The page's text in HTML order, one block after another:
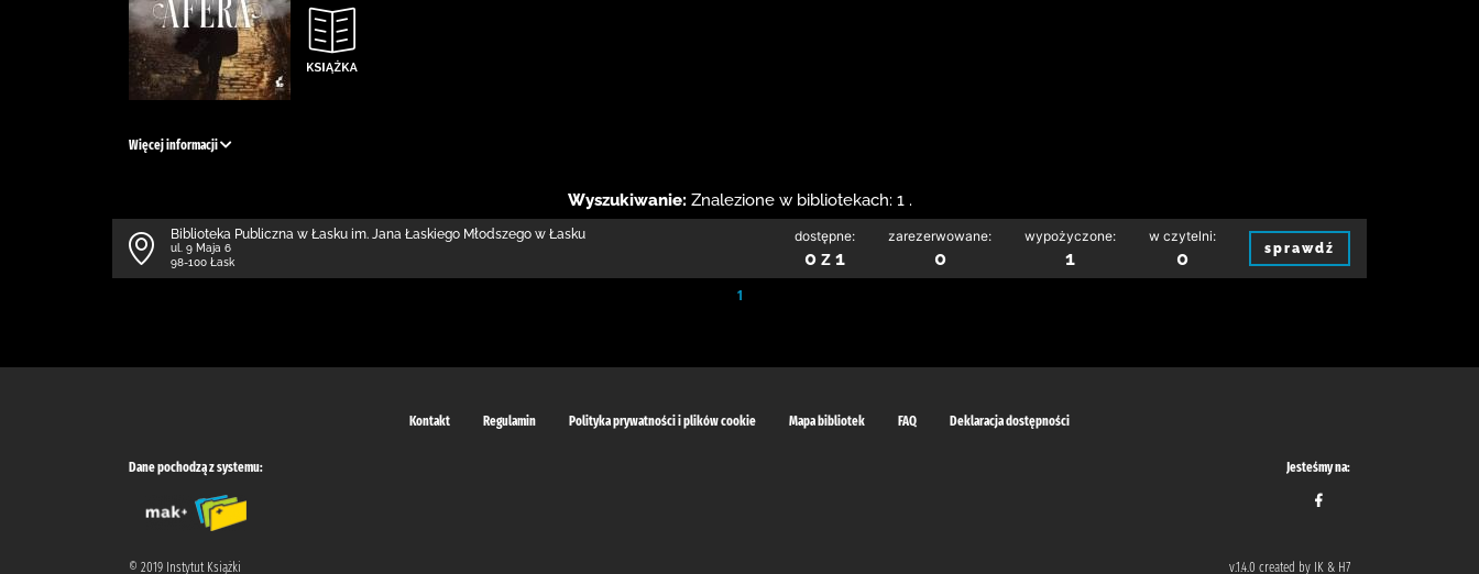
Więcej informacji
Wyszukiwanie: Znalezione w bibliotekach: 1 .
Biblioteka Publiczna w Łasku im. Jana Łaskiego Młodszego w Łasku
ul. 9 Maja 6
98-100 Łask
dostępne:
0 z 1
zarezerwowane:
0
wypożyczone:
1
w czytelni:
0 sprawdź
1
Kontakt Regulamin Polityka prywatności i plików cookie Mapa bibliotek FAQ Deklaracja dostępności
Dane pochodzą z systemu: Jesteśmy na:
© 2019 Instytut Książki v.1.4.0 created by IK & H7